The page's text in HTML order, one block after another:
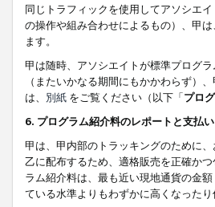
同じトラフィックを使用してアソシエ
の操作や組み合わせによるもの）、甲
ます。
甲は随時、アソシエイトが標準プログ
（またいかなる期間にもかかわらず）
は、 別紙 をご覧ください（以下「プロ
6. プログラム紹介料のレポートと支払い
甲は、甲内部のトラッキングのために
乙に配布するため、適格販売を正確か
ラム紹介料は、最も近い現地通貨の金
ている水準よりもわずかに高くなった